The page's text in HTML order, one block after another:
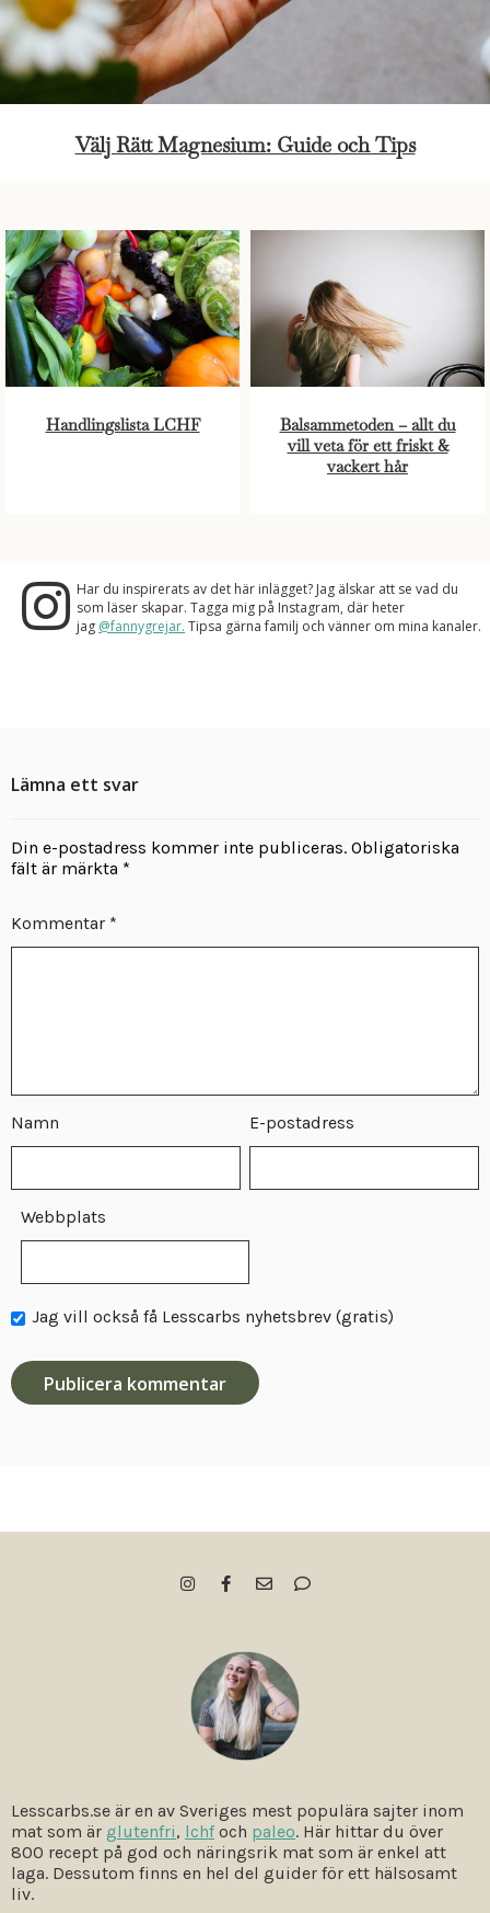
Välj Rätt Magnesium: Guide och Tips
Handlingslista LCHF
Balsammetoden – allt du
vill veta för ett friskt &
vackert hår
Har du inspirerats av det här inlägget? Jag älskar att se vad du
som läser skapar. Tagga mig på Instagram, där heter
jag @fannygrejar. Tipsa gärna familj och vänner om mina kanaler.
Lämna ett svar
Din e-postadress kommer inte publiceras. Obligatoriska
fält är märkta *
Kommentar *
Namn E-postadress
Webbplats
Jag vill också få Lesscarbs nyhetsbrev (gratis)
Lesscarbs.se är en av Sveriges mest populära sajter inom
mat som är glutenfri, lchfoch paleo. Här hittar du över
800 recept på god och näringsrik mat som är enkel att
laga. Dessutom finns en hel del guider för ett hälsosamt
liv.